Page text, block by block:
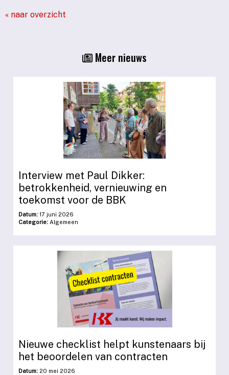
« naar overzicht
Meer nieuws
Interview met Paul Dikker:
betrokkenheid, vernieuwing en
toekomst voor de BBK
Datum: 17 juni 2026
Categorie: Algemeen
Nieuwe checklist helpt kunstenaars bij
het beoordelen van contracten
Datum: 20 mei 2026